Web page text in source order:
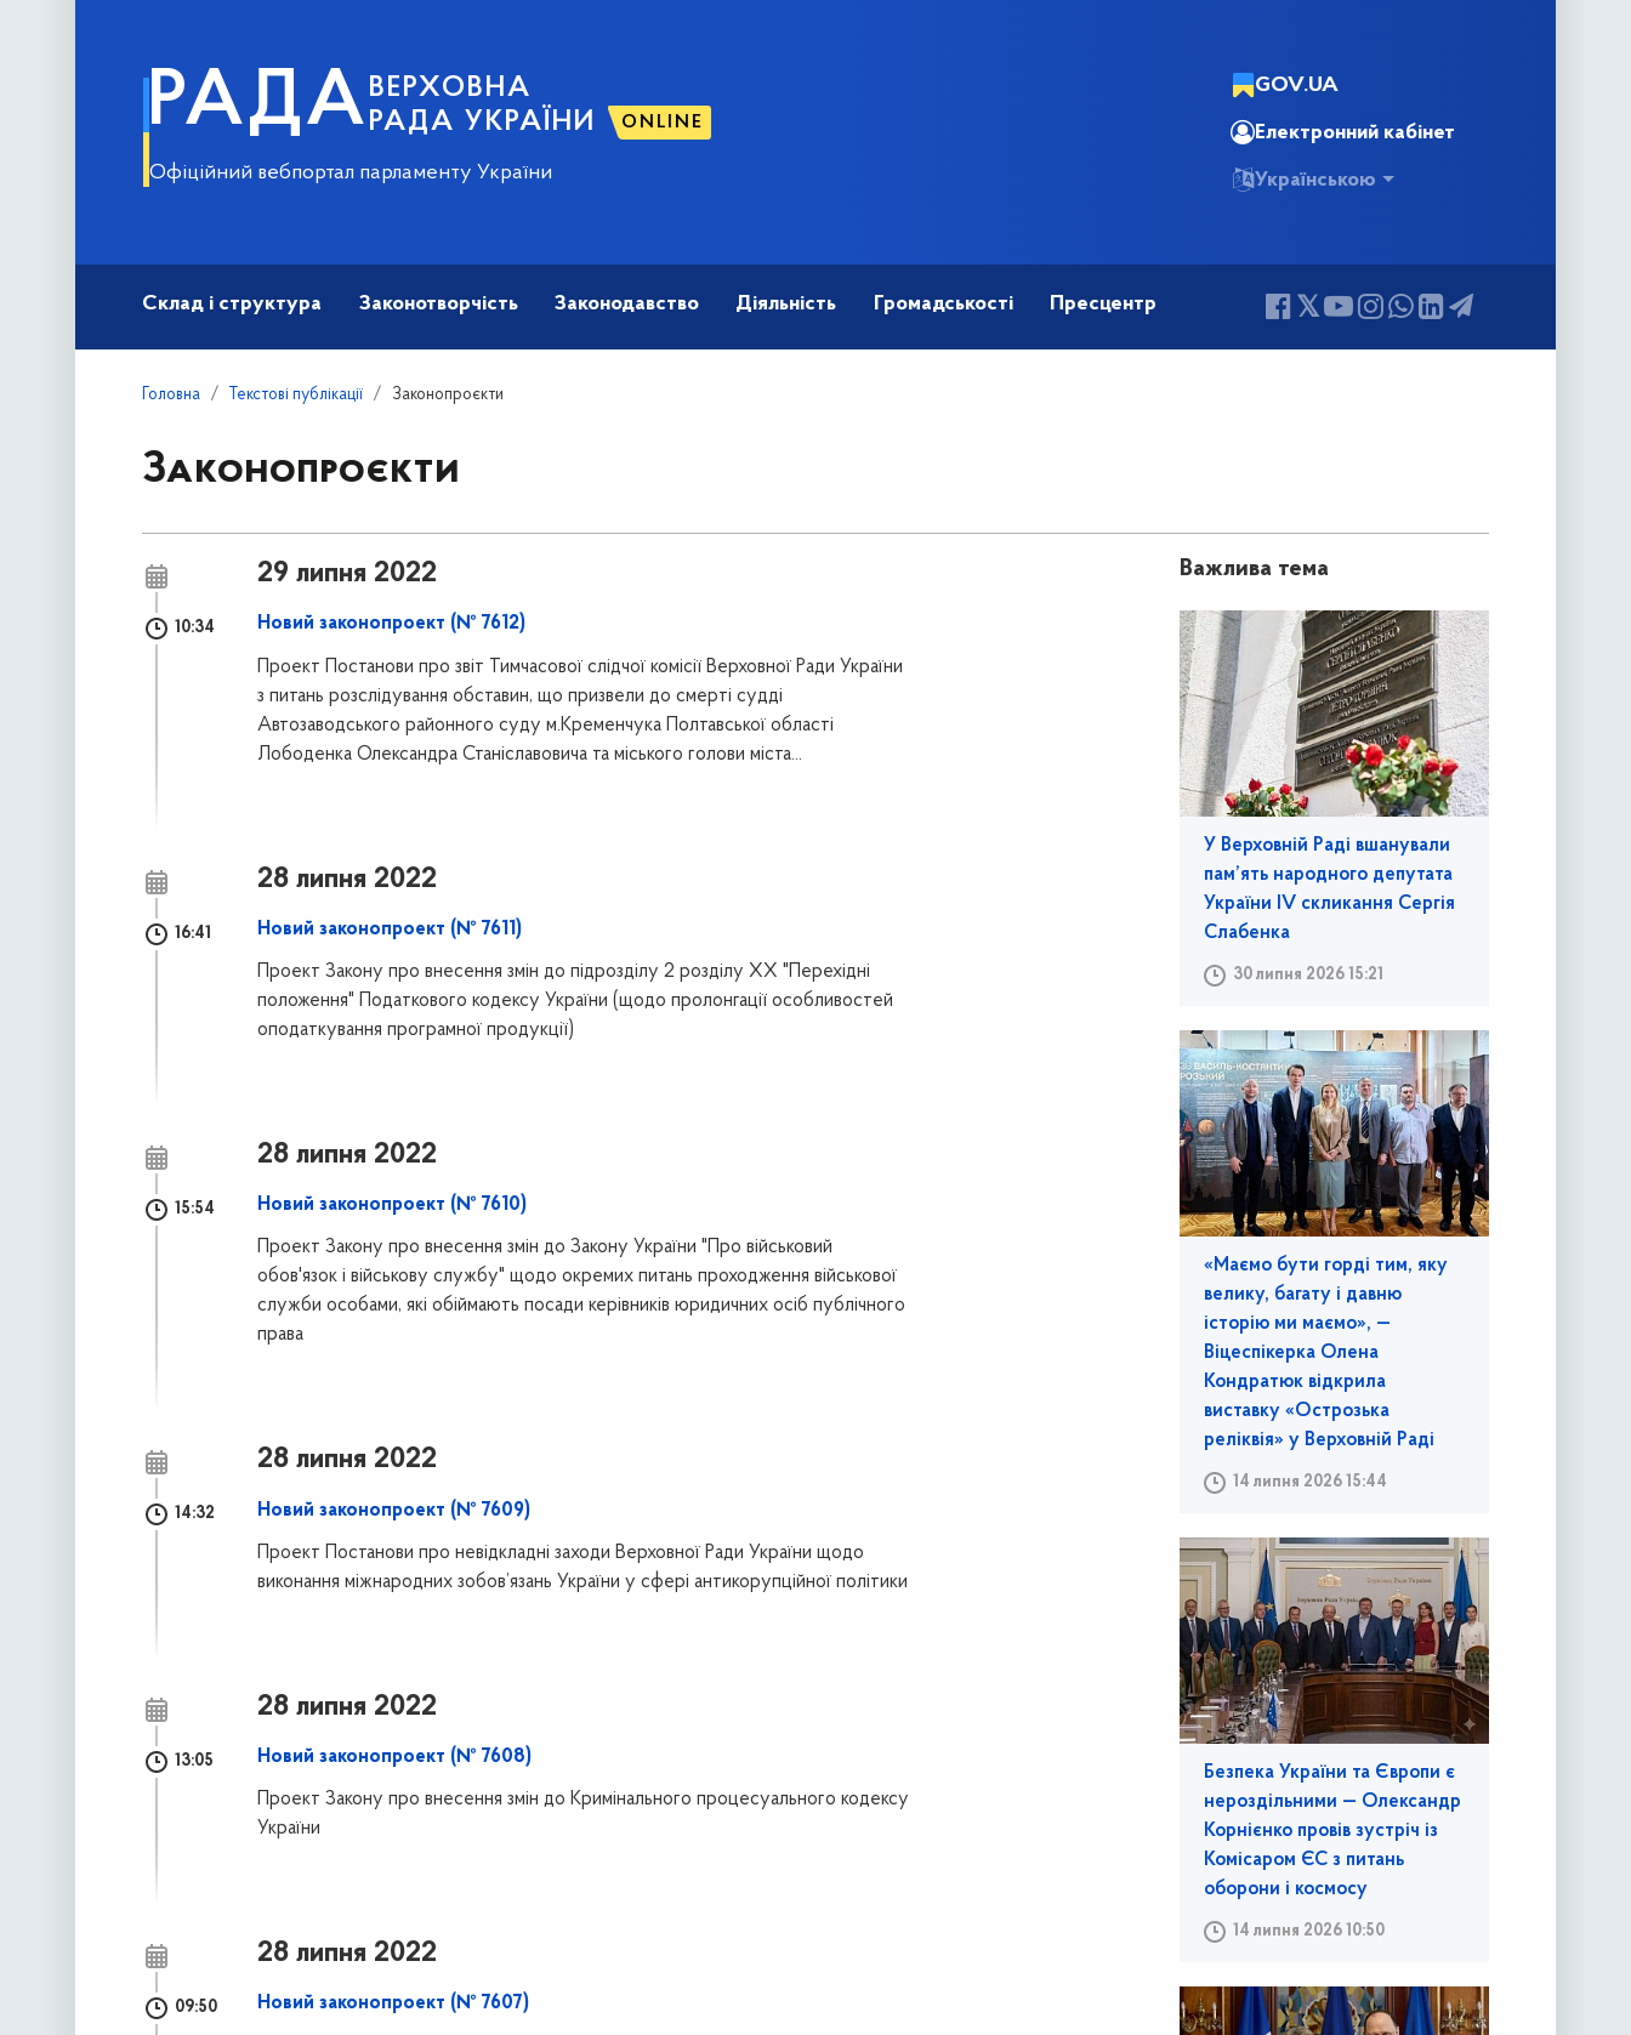
РАДА ВЕРХОВНА
РАДА УКРАЇНИ
ONLINE
Офіційний вебпортал парламенту України
GOV.UA
Електронний кабінет
Українською
Склад і структура Законотворчість Законодавство Діяльність Громадськості Пресцентр
Головна Текстові публікації Законопроєкти
Законопроєкти
29 липня 2022
10:34 Новий законопроект (№ 7612)
Проект Постанови про звіт Тимчасової слідчої комісії Верховної Ради України
з питань розслідування обставин, що призвели до смерті судді
Автозаводського районного суду м.Кременчука Полтавської області
Лободенка Олександра Станіславовича та міського голови міста...
28 липня 2022
16:41 Новий законопроект (№ 7611)
Проект Закону про внесення змін до підрозділу 2 розділу ХХ "Перехідні
положення" Податкового кодексу України (щодо пролонгації особливостей
оподаткування програмної продукції)
28 липня 2022
15:54 Новий законопроект (№ 7610)
Проект Закону про внесення змін до Закону України "Про військовий
обов'язок і військову службу" щодо окремих питань проходження військової
служби особами, які обіймають посади керівників юридичних осіб публічного
права
28 липня 2022
14:32 Новий законопроект (№ 7609)
Проект Постанови про невідкладні заходи Верховної Ради України щодо
виконання міжнародних зобов’язань України у сфері антикорупційної політики
28 липня 2022
13:05 Новий законопроект (№ 7608)
Проект Закону про внесення змін до Кримінального процесуального кодексу
України
28 липня 2022
09:50 Новий законопроект (№ 7607)
Важлива тема
У Верховній Раді вшанували
пам’ять народного депутата
України IV скликання Сергія
Слабенка
30 липня 2026 15:21
«Маємо бути горді тим, яку
велику, багату і давню
історію ми маємо», —
Віцеспікерка Олена
Кондратюк відкрила
виставку «Острозька
реліквія» у Верховній Раді
14 липня 2026 15:44
Безпека України та Європи є
нероздільними — Олександр
Корнієнко провів зустріч із
Комісаром ЄС з питань
оборони і космосу
14 липня 2026 10:50